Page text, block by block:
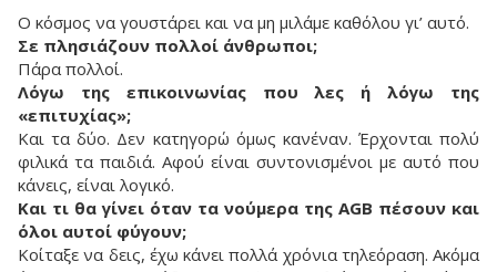
O κόσμος να γουστάρει και να μη μιλάμε καθόλου γι’ αυτό.
Σε πλησιάζουν πολλοί άνθρωποι;
Πάρα πολλοί.
Λόγω της επικοινωνίας που λες ή λόγω της
«επιτυχίας»;
Και τα δύο. Δεν κατηγορώ όμως κανέναν. Έρχονται πολύ
φιλικά τα παιδιά. Αφού είναι συντονισμένοι με αυτό που
κάνεις, είναι λογικό.
Και τι θα γίνει όταν τα νούμερα της AGB πέσουν και
όλοι αυτοί φύγουν;
Κοίταξε να δεις, έχω κάνει πολλά χρόνια τηλεόραση. Ακόμα